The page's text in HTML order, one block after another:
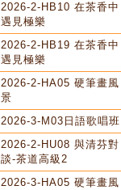
2026-2-HB10 在茶香中
遇見極樂
2026-2-HB19 在茶香中
遇見極樂
2026-2-HA05 硬筆畫風
景
2026-3-M03日語歌唱班
2026-2-HU08 與清芬對
談-茶道高級2
2026-3-HA05 硬筆畫風